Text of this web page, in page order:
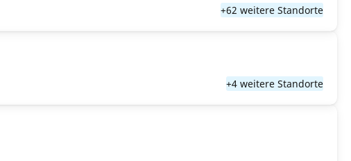
+62 weitere Standorte
+4 weitere Standorte